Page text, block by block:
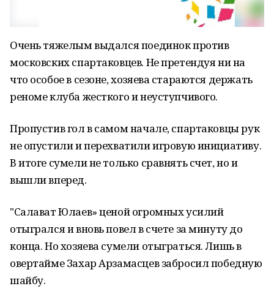
Очень тяжелым выдался поединок против
московских спартаковцев. Не претендуя ни на
что особое в сезоне, хозяева стараются держать
реноме клуба жесткого и неуступчивого.
Пропустив гол в самом начале, спартаковцы рук
не опустили и перехватили игровую инициативу.
В итоге сумели не только сравнять счет, но и
вышли вперед.
"Салават Юлаев» ценой огромных усилий
отыгрался и вновь повел в счете за минуту до
конца. Но хозяева сумели отыграться. Лишь в
овертайме Захар Арзамасцев забросил победную
шайбу.